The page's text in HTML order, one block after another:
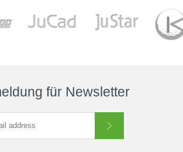
sowie ordentlich zusammenhalten. Dank...
für Newsletter